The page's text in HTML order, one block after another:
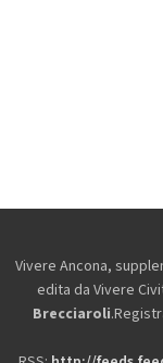
Vivere Ancona,
edita da Vivere
Brecciaroli